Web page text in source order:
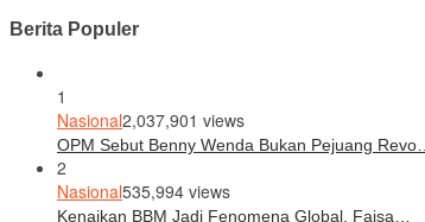
Berita Populer
1
Nasional2,037,901 views
OPM Sebut Benny Wenda Bukan Pejuang Revo…
2
Nasional535,994 views
Kenaikan BBM Jadi Fenomena Global, Faisa…